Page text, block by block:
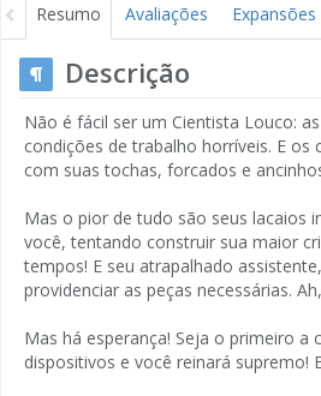
Resumo Avaliações Expansões
Descrição
Não é fácil ser um Cientista Louco:
condições de trabalho horríveis. E os
com suas tochas, forcados e
Mas o pior de tudo são seus lacaios
você, tentando construir sua maior
tempos! E seu atrapalhado
providenciar as peças necessárias.
Mas há esperança! Seja o primeiro a
dispositivos e você reinará supremo!